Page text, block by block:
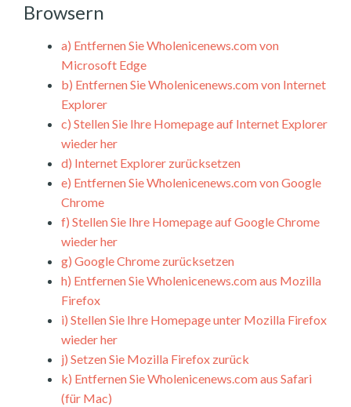
Browsern
a) Entfernen Sie Wholenicenews.com von
Microsoft Edge
b) Entfernen Sie Wholenicenews.com von Internet
Explorer
c) Stellen Sie Ihre Homepage auf Internet Explorer
wieder her
d) Internet Explorer zurücksetzen
e) Entfernen Sie Wholenicenews.com von Google
Chrome
f) Stellen Sie Ihre Homepage auf Google Chrome
wieder her
g) Google Chrome zurücksetzen
h) Entfernen Sie Wholenicenews.com aus Mozilla
Firefox
i) Stellen Sie Ihre Homepage unter Mozilla Firefox
wieder her
j) Setzen Sie Mozilla Firefox zurück
k) Entfernen Sie Wholenicenews.com aus Safari
(für Mac)